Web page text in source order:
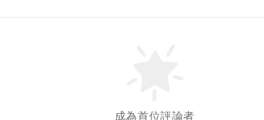
成為首位評論者